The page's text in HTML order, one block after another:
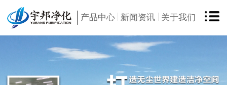
产品中心 新闻资讯 关于我们